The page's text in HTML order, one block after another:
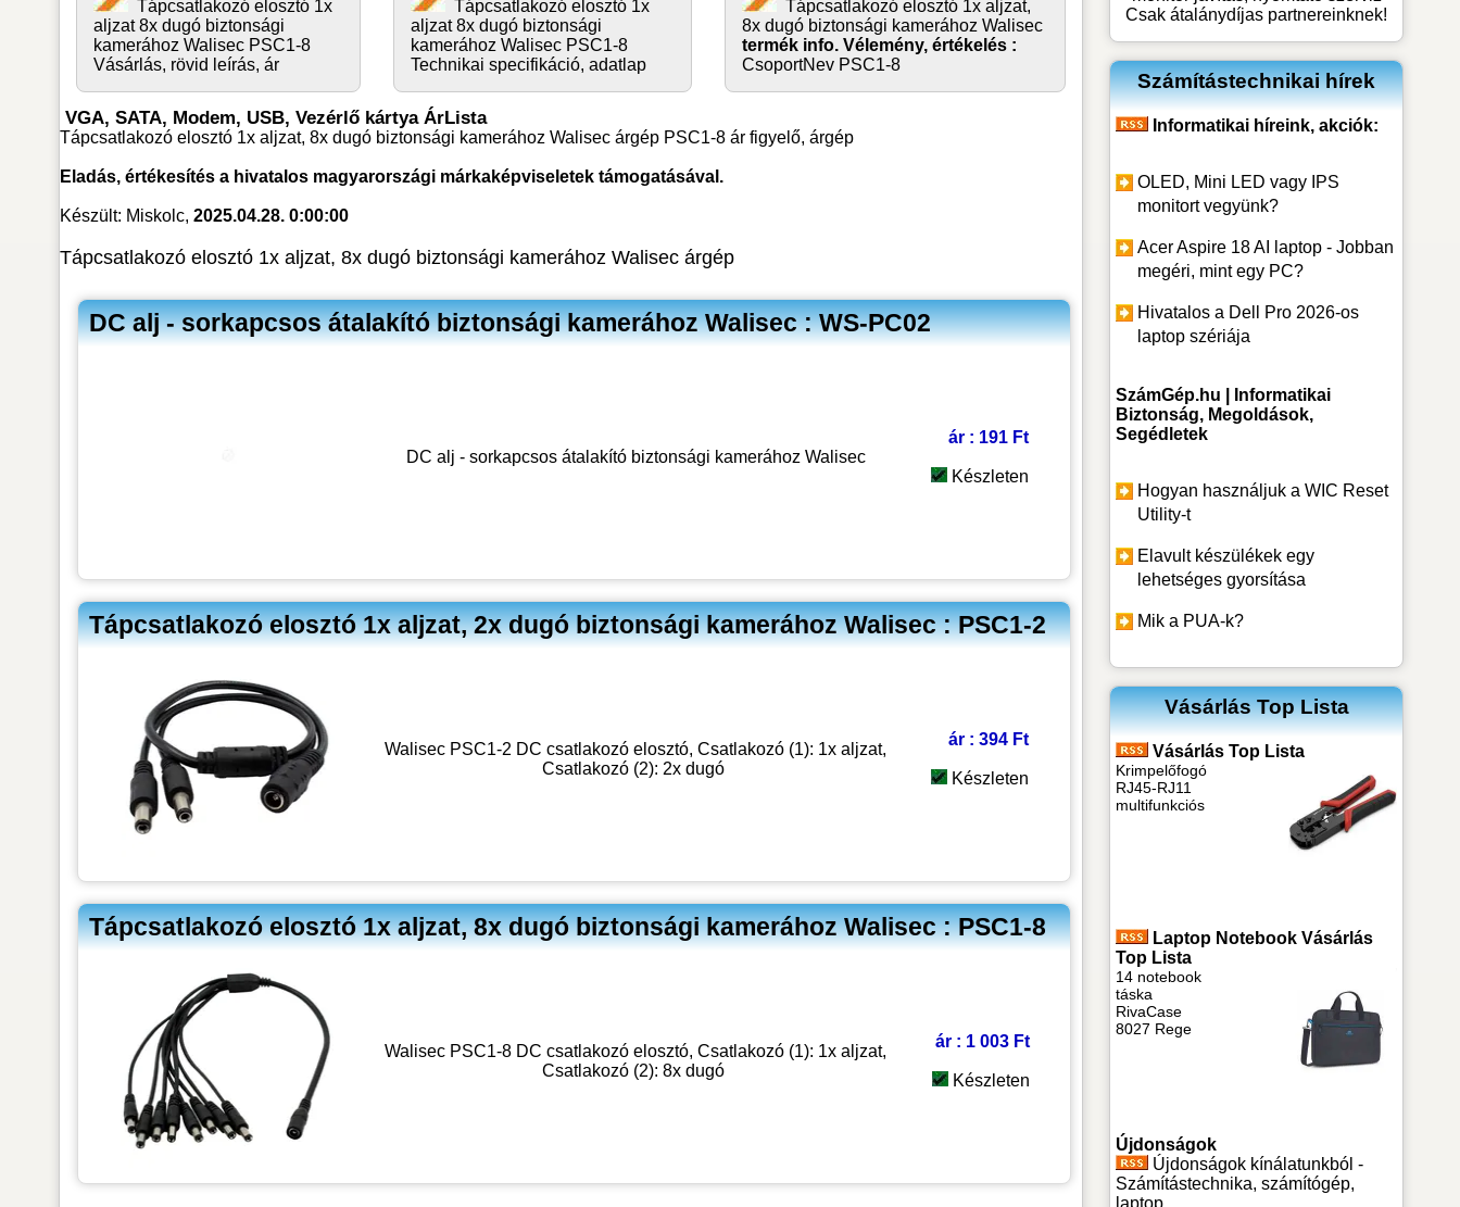
Tápcsatlakozó elosztó 1x
aljzat 8x dugó biztonsági
kamerához Walisec PSC1-8
Vásárlás, rövid leírás, ár
Tápcsatlakozó elosztó 1x
aljzat 8x dugó biztonsági
kamerához Walisec PSC1-8
Technikai specifikáció, adatlap
Tápcsatlakozó elosztó 1x aljzat,
8x dugó biztonsági kamerához Walisec
termék info. Vélemény, értékelés :
CsoportNev PSC1-8
VGA, SATA, Modem, USB, Vezérlő kártya ÁrLista
Tápcsatlakozó elosztó 1x aljzat, 8x dugó biztonsági kamerához Walisec árgép PSC1-8 ár figyelő, árgép
Eladás, értékesítés a hivatalos magyarországi márkaképviseletek támogatásával.
Készült: Miskolc, 2025.04.28. 0:00:00
Tápcsatlakozó elosztó 1x aljzat, 8x dugó biztonsági kamerához Walisec árgép
DC alj - sorkapcsos átalakító biztonsági kamerához Walisec : WS-PC02
DC alj - sorkapcsos átalakító biztonsági kamerához Walisec
ár : 191 Ft
Készleten
Tápcsatlakozó elosztó 1x aljzat, 2x dugó biztonsági kamerához Walisec : PSC1-2
Walisec PSC1-2 DC csatlakozó elosztó, Csatlakozó (1): 1x aljzat,
Csatlakozó (2): 2x dugó
ár : 394 Ft
Készleten
Tápcsatlakozó elosztó 1x aljzat, 8x dugó biztonsági kamerához Walisec : PSC1-8
Walisec PSC1-8 DC csatlakozó elosztó, Csatlakozó (1): 1x aljzat,
Csatlakozó (2): 8x dugó
ár : 1 003 Ft
Készleten
Csak átalánydíjas partnereinknek!
Számítástechnikai hírek
Informatikai híreink, akciók:
OLED, Mini LED vagy IPS
monitort vegyünk?
Acer Aspire 18 AI laptop - Jobban
megéri, mint egy PC?
Hivatalos a Dell Pro 2026-os
laptop szériája
SzámGép.hu | Informatikai
Biztonság, Megoldások,
Segédletek
Hogyan használjuk a WIC Reset
Utility-t
Elavult készülékek egy
lehetséges gyorsítása
Mik a PUA-k?
Vásárlás Top Lista
Vásárlás Top Lista
Krimpelőfogó
RJ45-RJ11
multifunkciós
Laptop Notebook Vásárlás
Top Lista
14 notebook
táska
RivaCase
8027 Rege
Újdonságok
Újdonságok kínálatunkból -
Számítástechnika, számítógép,
laptop